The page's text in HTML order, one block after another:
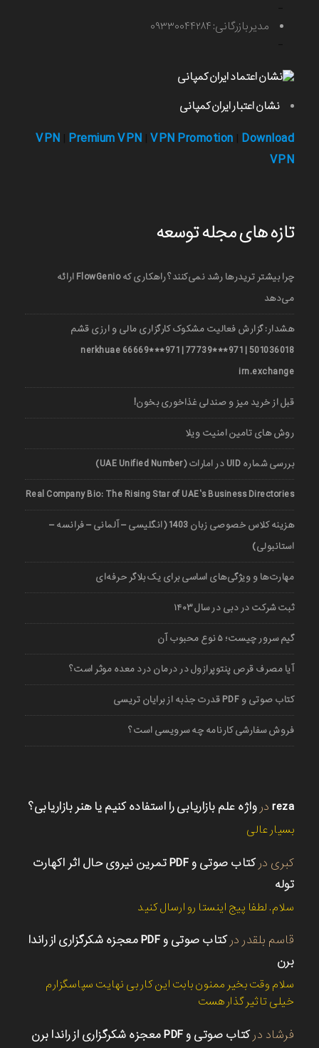
مدیر بازرگانی: ۰۹۳۳۰۰۴۴۲۸۴
نشان اعتبار ایران کمپانی
VPN Premium VPN VPN Promotion Download
VPN
تازه های مجله توسعه
چرا بیشتر تریدرها رشد نمی‌کنند؟ راهکاری که FlowGenio ارائه
می‌دهد
هشدار: گزارش فعالیت مشکوک کارگزاری مالی و ارزی قشم
501036018 | 971***77739 | 971***66669 nerkhuae
irn.exchange
قبل از خرید میز و صندلی غذاخوری بخون!
روش های تامین امنیت ویلا
بررسی شماره UID در امارات (UAE Unified Number)
Real Company Bio: The Rising Star of UAE’s Business Directories
هزینه کلاس خصوصی زبان 1403 (انگلیسی – آلمانی – فرانسه –
استانبولی)
مهارت‌ها و ویژگی‌های اساسی برای یک بلاگر حرفه‌ای
ثبت شرکت در دبی در سال ۱۴۰۳
گیم سرور چیست؛ ۵ نوع محبوب آن
آیا مصرف قرص پنتوپرازول در درمان درد معده موثر است؟
کتاب صوتی و PDF قدرت جذبه از برایان تریسی
فروش سفارشی کارنامه چه سرویسی است؟
reza در واژه علم بازاریابی را استفاده کنیم یا هنر بازاریابی؟
بسیار عالی
کبری در
کتاب صوتی و PDF تمرین نیروی حال اثر اکهارت
توله
سلام. لطفا پیج اینستا رو ارسال کنید
قاسم بلقدر در
کتاب صوتی و PDF معجزه شکرگزاری از راندا
برن
سلام وقت بخیر ممنون بابت این کار بی نهایت سپاسگزارم
خیلی تاثیر گذار هست
فرشاد درکتاب صوتی و PDF معجزه شکرگزاری از راندا برن